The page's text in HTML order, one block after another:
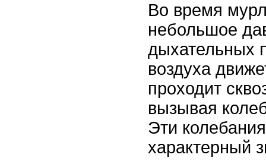
Во время
небольшое
дыхательных
воздуха
проходит
вызывая
Эти
характерный